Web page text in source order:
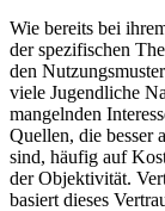
Wie bereits bei
der spezifischen
den
viele Jugendliche
mangelnden
Quellen, die besser
sind, häufig auf
der Objektivität.
basiert dieses